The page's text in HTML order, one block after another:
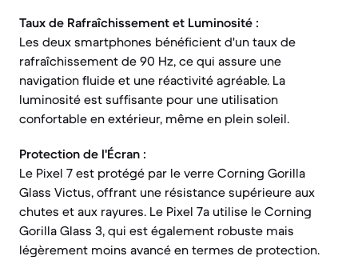
Taux de Rafraîchissement et Luminosité :
Les deux smartphones bénéficient d'un taux de
rafraîchissement de 90 Hz, ce qui assure une
navigation fluide et une réactivité agréable. La
luminosité est suffisante pour une utilisation
confortable en extérieur, même en plein soleil.
Protection de l'Écran :
Le Pixel 7 est protégé par le verre Corning Gorilla
Glass Victus, offrant une résistance supérieure aux
chutes et aux rayures. Le Pixel 7a utilise le Corning
Gorilla Glass 3, qui est également robuste mais
légèrement moins avancé en termes de protection.